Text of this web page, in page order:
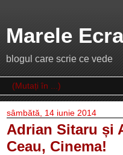
Marele
blogul care scrie ce vede
sâmbătă, 14 iunie 2014
Adrian Sitaru și
Ceau, Cinema!